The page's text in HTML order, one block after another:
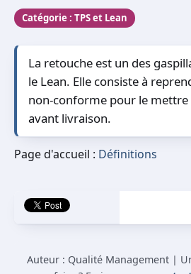
Catégorie : TPS et Lean
La retouche est un des
le Lean. Elle consiste à
non-conforme pour le
avant livraison.
Page d'accueil : Définitions
Auteur : Qualité Management |